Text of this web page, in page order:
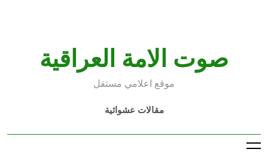
صوت الامة العراقية
موقع اعلامي مستقل
مقالات عشوائية